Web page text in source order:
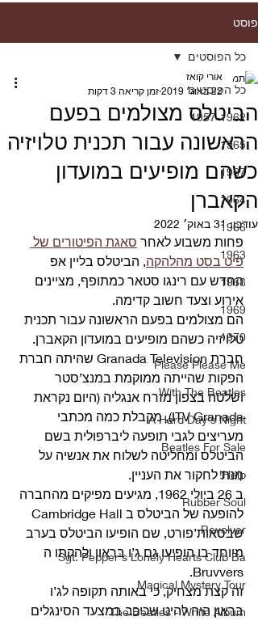
פוסט
כל הפוסטים
1957-1962
1965
1967
1964
1966
1963
1968
1969
1970
Please Please Me
With The Beatles
A Hard Day's Night
Beatles For Sale
Help!
Rubber Soul
Revolver
Sgt. Pepper's Lonely Hearts Club Ba
Magical Mystery Tour
The Beatles - White Album
כל הפוסטים
הביטלס מצולמים בפעם
הראשונה עבור תכנית טלויזיה
כשהם מופיעים במועדון
הקאברן
אורי קואז
22 באוג׳ 2019
זמן קריאה 3 דקות
עודכן:31 באוק׳ 2022
פחות משבוע לאחר סאגת הפיטורים של
פיט בסט מהלהקה, הביטלס בליין אפ
החדש עם רינגו סטאר כמתופף, מציינים
אירוע וצעד חשוב קדימה.
הם מצולמים בפעם הראשונה עבור תכנית
טלויזיה כשהם מופיעים במועדון הקאברן.
חברת Granada Television שהיתה חברת
הפקות שהייתה ממוקמת במנצ’סטר
ושלטה בצפון מזרח אנגליה (היום נקראת
ITV Granada), מקבלת כמה מכתבי
מעריצים לגבי תופעה ליברפולית בשם
הביטלס ומחליטה לשלוח את אנשיה על
מנת לחקור את העניין.
ב 26 ביולי 1962, מגיעים מפיקים מהחברה
שבסאות’פורט, שם הופיעו הביטלס בערב
מיוחד בו הופיעו גם ג’ו בראון ולהקתו ה
Bruvvers.
זה קצת מצחיק, כי באותה תקופה לג’ו
בראון היה להיט שכיכב במצעד הסינגלים